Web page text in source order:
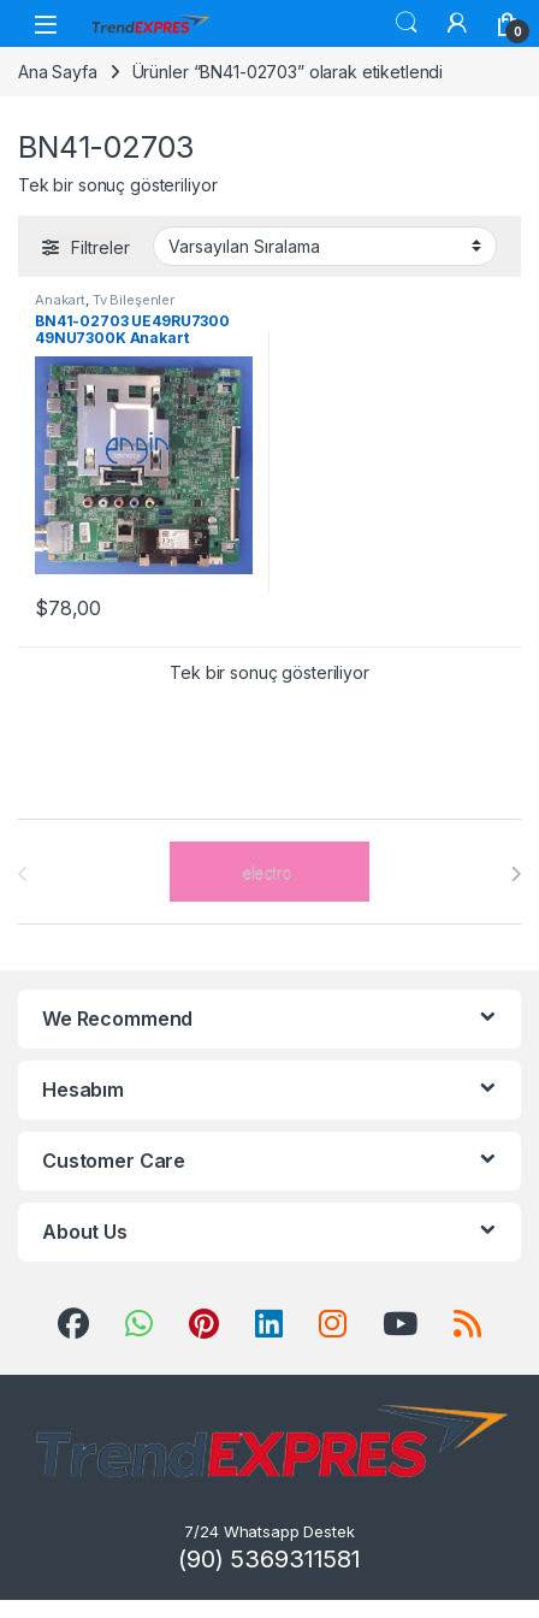
Skip to navigation
Skip to content
0
Ana Sayfa Ürünler “BN41-02703” olarak etiketlendi
BN41-02703
Tek bir sonuç gösteriliyor
Filtreler
Anakart Tv Bileşenler
BN41-02703 UE49RU7300
49NU7300K Anakart
$78,00
Tek bir sonuç gösteriliyor
Brands Carousel
We Recommend
Hesabım
Customer Care
About Us
7/24 Whatsapp Destek
(90) 5369311581